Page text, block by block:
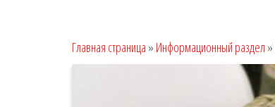
Главная страница » Информационный раздел »